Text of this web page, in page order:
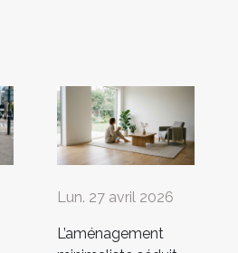
Lun. 27 avril 2026
L’aménagement